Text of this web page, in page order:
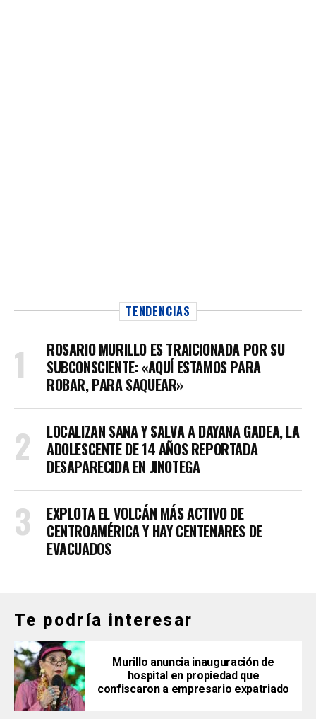
TENDENCIAS
ROSARIO MURILLO ES TRAICIONADA POR SU
SUBCONSCIENTE: «AQUÍ ESTAMOS PARA
ROBAR, PARA SAQUEAR»
LOCALIZAN SANA Y SALVA A DAYANA GADEA, LA
ADOLESCENTE DE 14 AÑOS REPORTADA
DESAPARECIDA EN JINOTEGA
EXPLOTA EL VOLCÁN MÁS ACTIVO DE
CENTROAMÉRICA Y HAY CENTENARES DE
EVACUADOS
Te podría interesar
Murillo anuncia inauguración de
hospital en propiedad que
confiscaron a empresario expatriado